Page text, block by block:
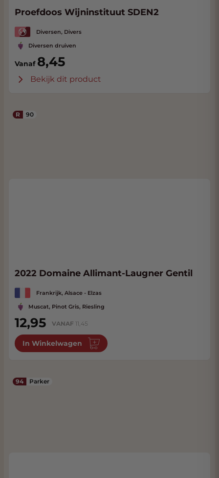
Proefdoos Wijninstituut SDEN2
Diversen, Divers
Diversen druiven
Vanaf 8,45
Bekijk dit product
R 90
2022 Domaine Allimant-Laugner Gentil
Frankrijk, Alsace - Elzas
Muscat, Pinot Gris, Riesling
12,95 VANAF 11,45
In Winkelwagen
94 Parker